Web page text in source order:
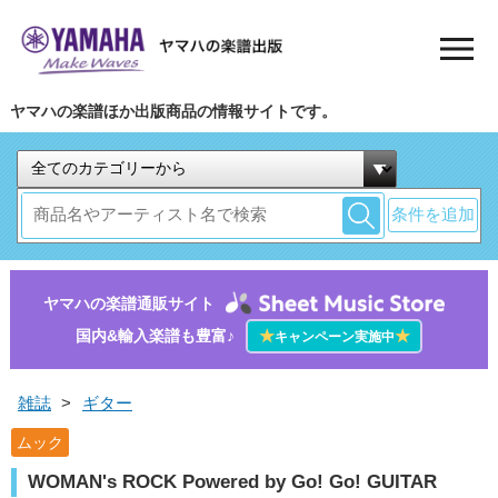
ヤマハの楽譜ほか出版商品の情報サイトです。
条件を追加
ヤマハの楽譜通販サイト
国内&輸入楽譜も豊富♪
★キャンペーン実施中★
雑誌 > ギター
ムック
WOMAN's ROCK Powered by Go! Go! GUITAR